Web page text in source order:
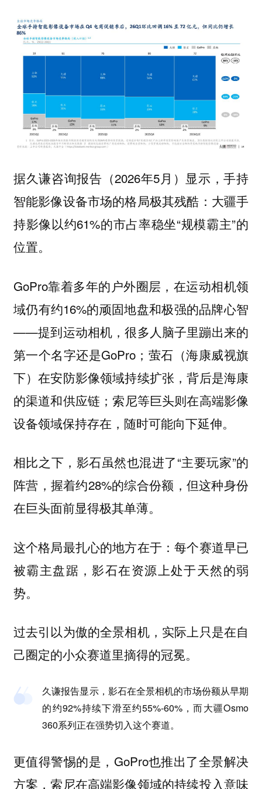
据久谦咨询报告（2026年5月）显示，手持
智能影像设备市场的格局极其残酷：大疆手
持影像以约61%的市占率稳坐“规模霸主”的
位置。
GoPro靠着多年的户外圈层，在运动相机领
域仍有约16%的顽固地盘和极强的品牌心智
——提到运动相机，很多人脑子里蹦出来的
第一个名字还是GoPro；萤石（海康威视旗
下）在安防影像领域持续扩张，背后是海康
的渠道和供应链；索尼等巨头则在高端影像
设备领域保持存在，随时可能向下延伸。
相比之下，影石虽然也混进了“主要玩家”的
阵营，握着约28%的综合份额，但这种身份
在巨头面前显得极其单薄。
这个格局最扎心的地方在于：每个赛道早已
被霸主盘踞，影石在资源上处于天然的弱
势。
过去引以为傲的全景相机，实际上只是在自
己圈定的小众赛道里摘得的冠冕。
久谦报告显示，影石在全景相机的市场份额从早期
的约92%持续下滑至约55%-60%，而大疆Osmo
360系列正在强势切入这个赛道。
更值得警惕的是，GoPro也推出了全景解决
方案，索尼在高端影像领域的持续投入意味